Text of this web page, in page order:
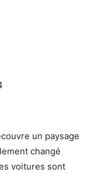
un paysage
changé
voitures sont